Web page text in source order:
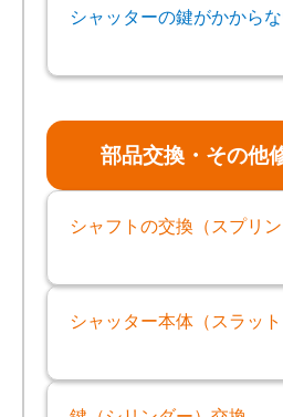
シャッターの鍵がかから
部品交換・その他
シャフトの交換（スプリン
シャッター本体（スラッ